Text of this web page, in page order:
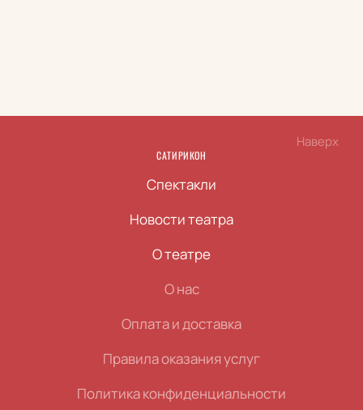
Наверх
САТИРИКОН
Спектакли
Новости театра
О театре
О нас
Оплата и доставка
Правила оказания услуг
Политика конфиденциальности